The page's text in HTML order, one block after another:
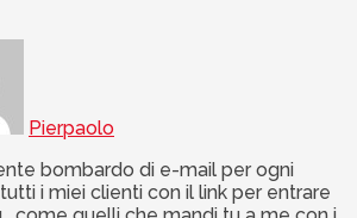
Pierpaolo
bombardo di e-mail per ogni
i miei clienti con il link per entrare